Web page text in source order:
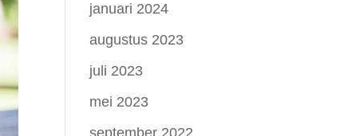
januari 2024
augustus 2023
juli 2023
mei 2023
september 2022